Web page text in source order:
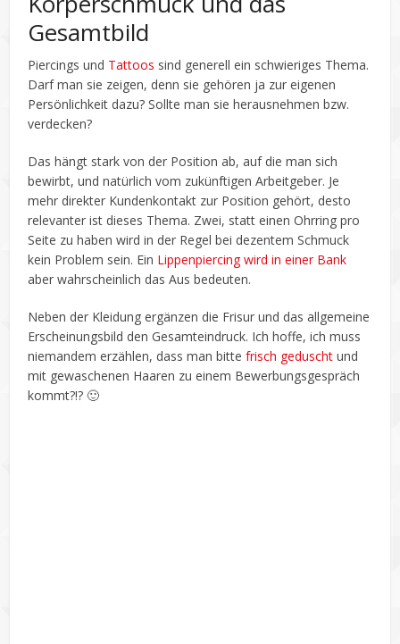
Gesamtbild
Piercings und Tattoos sind generell ein schwieriges Thema.
Darf man sie zeigen, denn sie gehören ja zur eigenen
Persönlichkeit dazu? Sollte man sie herausnehmen bzw.
verdecken?
Das hängt stark von der Position ab, auf die man sich
bewirbt, und natürlich vom zukünftigen Arbeitgeber. Je
mehr direkter Kundenkontakt zur Position gehört, desto
relevanter ist dieses Thema. Zwei, statt einen Ohrring pro
Seite zu haben wird in der Regel bei dezentem Schmuck
kein Problem sein. Ein Lippenpiercing wird in einer Bank
aber wahrscheinlich das Aus bedeuten.
Neben der Kleidung ergänzen die Frisur und das allgemeine
Erscheinungsbild den Gesamteindruck. Ich hoffe, ich muss
niemandem erzählen, dass man bittefrisch geduschtund
mit gewaschenen Haaren zu einem Bewerbungsgespräch
kommt?!? 🙂